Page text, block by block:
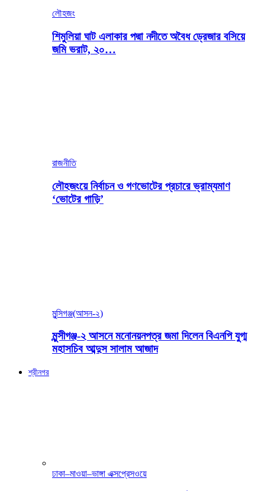
লৌহজং
শিমুলিয়া ঘাট এলাকার পদ্মা নদীতে অবৈধ ড্রেজার বসিয়ে
জমি ভরাট, ২০…
রাজনীতি
লৌহজংয়ে নির্বাচন ও গণভোটের প্রচারে ভ্রাম্যমাণ
‘ভোটের গাড়ি’
মুন্সিগঞ্জ(আসন-২)
মুন্সীগঞ্জ-২ আসনে মনোনয়নপত্র জমা দিলেন বিএনপি যুগ্ম
মহাসচিব আব্দুস সালাম আজাদ
শ্রীনগর
ঢাকা–মাওয়া–ভাঙ্গা এক্সপ্রেসওয়ে